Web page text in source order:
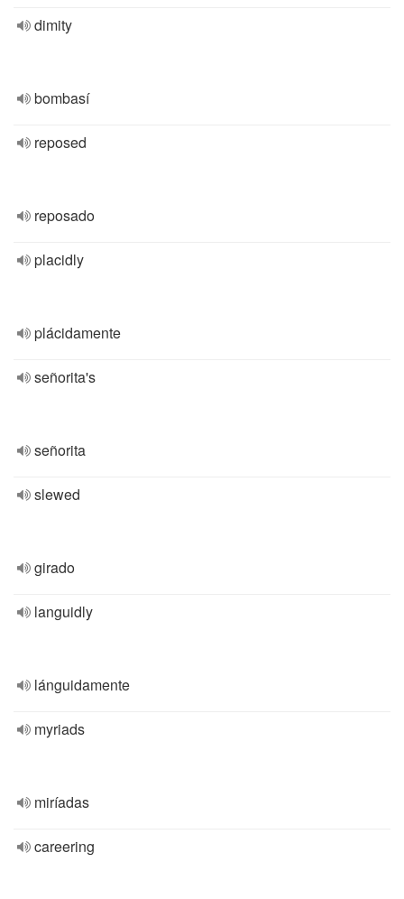
dimity
bombasí
reposed
reposado
placidly
plácidamente
señorita's
señorita
slewed
girado
languidly
lánguidamente
myriads
miríadas
careering